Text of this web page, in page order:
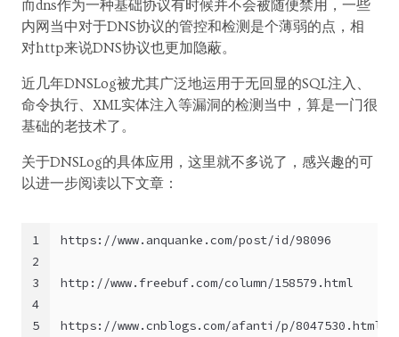
而dns作为一种基础协议有时候并不会被随便禁用，一些
内网当中对于DNS协议的管控和检测是个薄弱的点，相
对http来说DNS协议也更加隐蔽。
近几年DNSLog被尤其广泛地运用于无回显的SQL注入、
命令执行、XML实体注入等漏洞的检测当中，算是一门很
基础的老技术了。
关于DNSLog的具体应用，这里就不多说了，感兴趣的可
以进一步阅读以下文章：
1
2
3
4
5
https://www.anquanke.com/post/id/98096
http://www.freebuf.com/column/158579.html
https://www.cnblogs.com/afanti/p/8047530.html